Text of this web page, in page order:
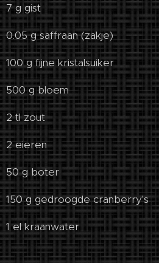
7 g gist
0.05 g saffraan (zakje)
100 g fijne kristalsuiker
500 g bloem
2 tl zout
2 eieren
50 g boter
150 g gedroogde cranberry's
1 el kraanwater